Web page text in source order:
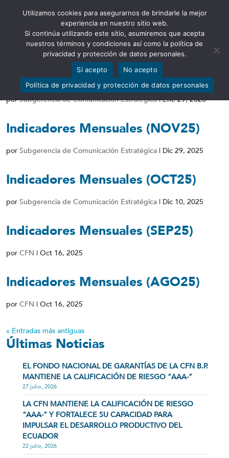
Abrir barra de herramientas
Indicadores Mensuales (DIC25)
porSubgerencia de Comunicación Estratégica|Ene 29, 2026
Indicadores Mensuales (NOV25)
por Subgerencia de Comunicación Estratégica | Dic 29, 2025
Indicadores Mensuales (OCT25)
por Subgerencia de Comunicación Estratégica | Dic 10, 2025
Indicadores Mensuales (SEP25)
por CFN | Oct 16, 2025
Indicadores Mensuales (AGO25)
por CFN | Oct 16, 2025
« Entradas más antiguas
Últimas Noticias
EL FONDO NACIONAL DE GARANTÍAS DE LA CFN B.P.
MANTIENE LA CALIFICACIÓN DE RIESGO “AAA-”
27 julio, 2026
LA CFN MANTIENE LA CALIFICACIÓN DE RIESGO
“AAA-” Y FORTALECE SU CAPACIDAD PARA
IMPULSAR EL DESARROLLO PRODUCTIVO DEL
ECUADOR
22 julio, 2026
Utilizamos cookies para asegurarnos de brindarle la mejor
experiencia en nuestro sitio web.
Si continúa utilizando este sitio, asumiremos que acepta
nuestros términos y condiciones así como la política de
privacidad y protección de datos personales.
Sí acepto
No acepto
Política de privacidad y protección de datos personales